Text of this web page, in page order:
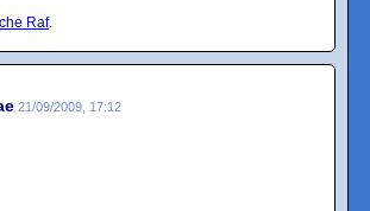
Raf.
21/09/2009, 17:12